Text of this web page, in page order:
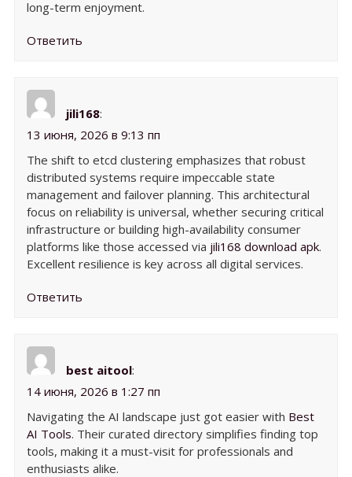
long-term enjoyment.
Ответить
jili168:
13 июня, 2026 в 9:13 пп
The shift to etcd clustering emphasizes that robust
distributed systems require impeccable state
management and failover planning. This architectural
focus on reliability is universal, whether securing critical
infrastructure or building high-availability consumer
platforms like those accessed via jili168 download apk.
Excellent resilience is key across all digital services.
Ответить
best aitool:
14 июня, 2026 в 1:27 пп
Navigating the AI landscape just got easier with Best
AI Tools. Their curated directory simplifies finding top
tools, making it a must-visit for professionals and
enthusiasts alike.